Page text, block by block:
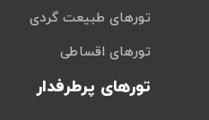
تورهای طبیعت گردی
تورهای اقساطی
تورهای پرطرفدار